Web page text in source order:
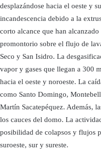
desplazándose hacia el oeste y
incandescencia debido a la
corto alcance que han
promontorio sobre el flujo de
Seco y San Isidro. La
vapor y gases que llegan a 300
hacia el oeste y noroeste. La
como Santo Domingo,
Martín Sacatepéquez. Además,
los cauces del domo. La
posibilidad de colapsos y flujos
suroeste, sur y sureste.